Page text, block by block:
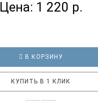
Цена: 1 220 р.
В КОРЗИНУ
КУПИТЬ В 1 КЛИК